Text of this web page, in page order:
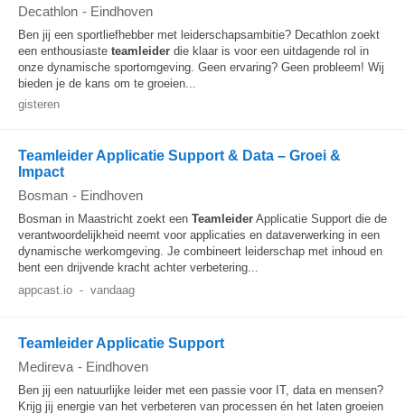
Decathlon - Eindhoven
Ben jij een sportliefhebber met leiderschapsambitie? Decathlon zoekt
een enthousiaste teamleider die klaar is voor een uitdagende rol in
onze dynamische sportomgeving. Geen ervaring? Geen probleem! Wij
bieden je de kans om te groeien...
gisteren
Teamleider Applicatie Support & Data – Groei &
Impact
Bosman - Eindhoven
Bosman in Maastricht zoekt een Teamleider Applicatie Support die de
verantwoordelijkheid neemt voor applicaties en dataverwerking in een
dynamische werkomgeving. Je combineert leiderschap met inhoud en
bent een drijvende kracht achter verbetering...
appcast.io - vandaag
Teamleider Applicatie Support
Medireva - Eindhoven
Ben jij een natuurlijke leider met een passie voor IT, data en mensen?
Krijg jij energie van het verbeteren van processen én het laten groeien